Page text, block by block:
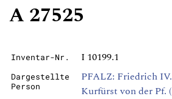
A 27525
Inventar-Nr. I 10199.1
Dargestellte
Person
PFALZ: Friedrich
Kurfürst von der Pf.